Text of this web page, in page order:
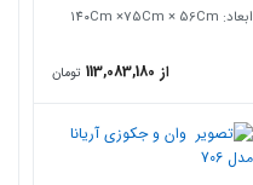
ابعاد: ۱4۰Cm ×75Cm × 56Cm
از 113,083,180 تومان